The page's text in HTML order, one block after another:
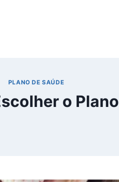
PLANO DE SAÚDE
o